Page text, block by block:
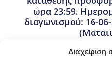
Διαχείριση
ώρα 23:59.
διαγωνισμού: 16-
15